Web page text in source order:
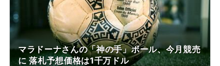
マラドーナさんの「神の手」ボール、今月競売
に 落札予想価格は1千万ドル